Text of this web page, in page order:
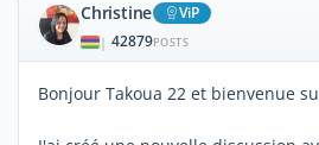
Christine ViP
| 42879POSTS
Bonjour Takoua 22 et bienvenue